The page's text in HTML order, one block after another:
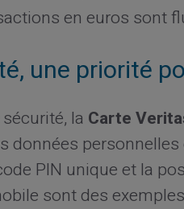
en euros sont
une priorité
la Carte
données
PIN unique et la
sont des